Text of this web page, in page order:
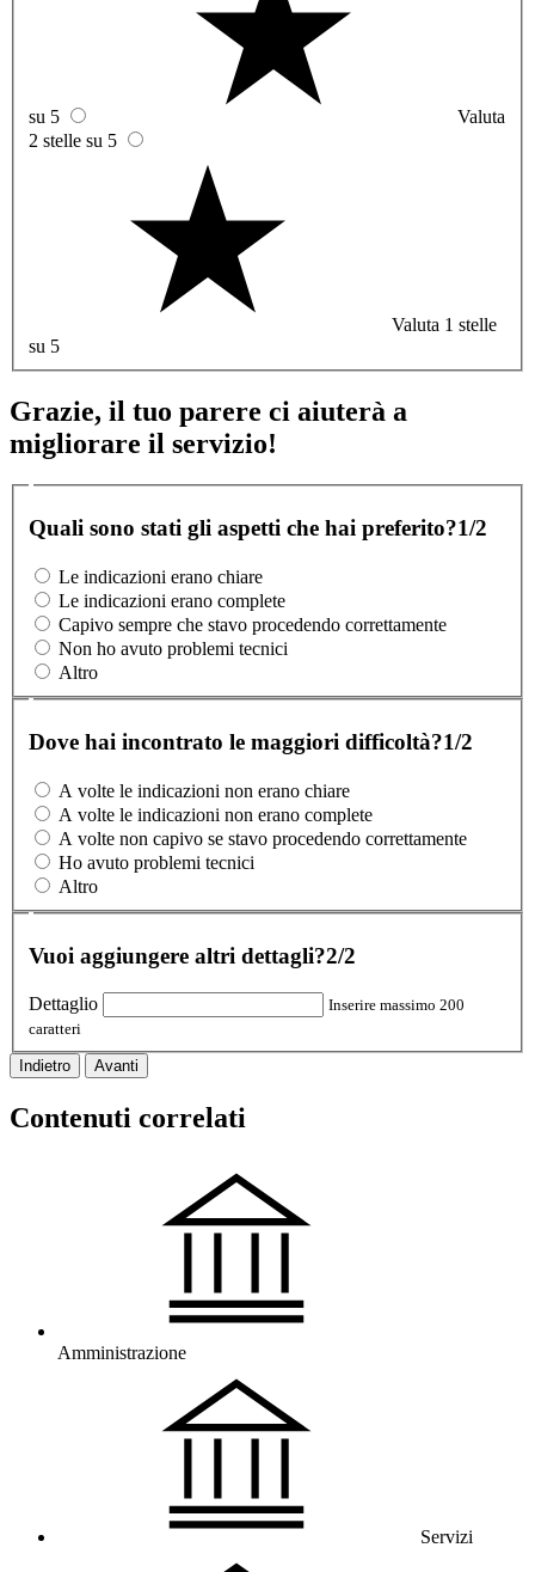
su 5
Valuta
2 stelle su 5
Valuta 1 stelle
su 5
Grazie, il tuo parere ci aiuterà a
migliorare il servizio!
Quali sono stati gli aspetti che hai preferito?1/2
Le indicazioni erano chiare
Le indicazioni erano complete
Capivo sempre che stavo procedendo correttamente
Non ho avuto problemi tecnici
Altro
Dove hai incontrato le maggiori difficoltà?1/2
A volte le indicazioni non erano chiare
A volte le indicazioni non erano complete
A volte non capivo se stavo procedendo correttamente
Ho avuto problemi tecnici
Altro
Vuoi aggiungere altri dettagli?2/2
Dettaglio
Inserire massimo 200
caratteri
Indietro Avanti
Contenuti correlati
Amministrazione
Servizi